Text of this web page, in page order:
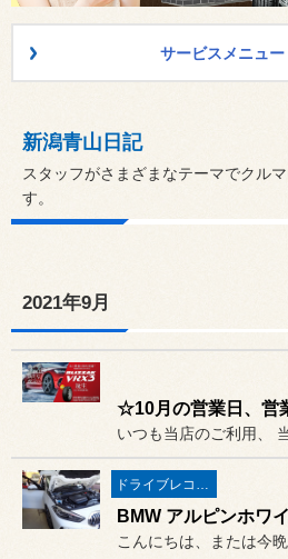
サービスメニュ
新潟青山日記
スタッフがさまざまなテーマでクル
す。
2021年9月
ドライブレコーダー・レーダー
こんにちは、または今